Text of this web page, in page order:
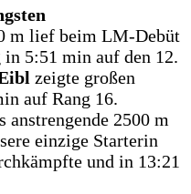
m lief beim LM-Debüt
5:51 min auf den 12.
zeigte großen
auf Rang 16.
2500 m
einzige Starterin
und in 13:21